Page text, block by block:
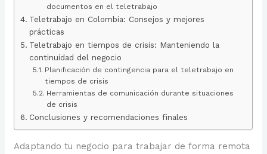
documentos en el teletrabajo
Teletrabajo en Colombia: Consejos y mejores
prácticas
Teletrabajo en tiempos de crisis: Manteniendo la
continuidad del negocio
Planificación de contingencia para el teletrabajo en
tiempos de crisis
Herramientas de comunicación durante situaciones
de crisis
Conclusiones y recomendaciones finales
Adaptando tu negocio para trabajar de forma remota